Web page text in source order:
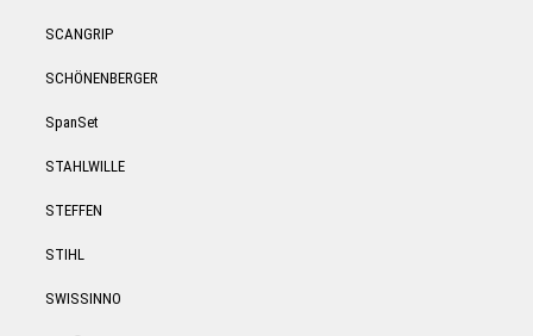
SCANGRIP
SCHÖNENBERGER
SpanSet
STAHLWILLE
STEFFEN
STIHL
SWISSINNO